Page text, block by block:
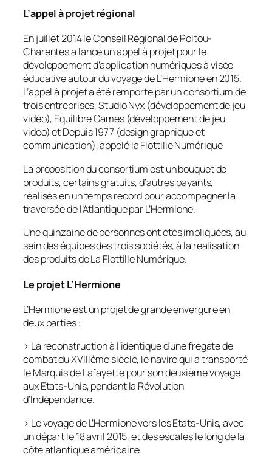
L’appel à projet régional
En juillet 2014 le Conseil Régional de Poitou-
Charentes a lancé un appel à projet pour le
développement d’application numériques à visée
éducative autour du voyage de L’Hermione en 2015.
L’appel à projet a été remporté par un consortium de
trois entreprises, Studio Nyx (développement de jeu
vidéo), Equilibre Games (développement de jeu
vidéo) et Depuis 1977 (design graphique et
communication), appelé la Flottille Numérique
La proposition du consortium est un bouquet de
produits, certains gratuits, d’autres payants,
réalisés en un temps record pour accompagner la
traversée de l’Atlantique par L’Hermione.
Une quinzaine de personnes ont étés impliquées, au
sein des équipes des trois sociétés, à la réalisation
des produits de La Flottille Numérique.
Le projet L’Hermione
L’Hermione est un projet de grande envergure en
deux parties :
› La reconstruction à l’identique d’une frégate de
combat du XVIIIème siècle, le navire qui a transporté
le Marquis de Lafayette pour son deuxième voyage
aux Etats-Unis, pendant la Révolution
d’Indépendance.
› Le voyage de L’Hermione vers les Etats-Unis, avec
un départ le 18 avril 2015, et des escales le long de la
côté atlantique américaine.